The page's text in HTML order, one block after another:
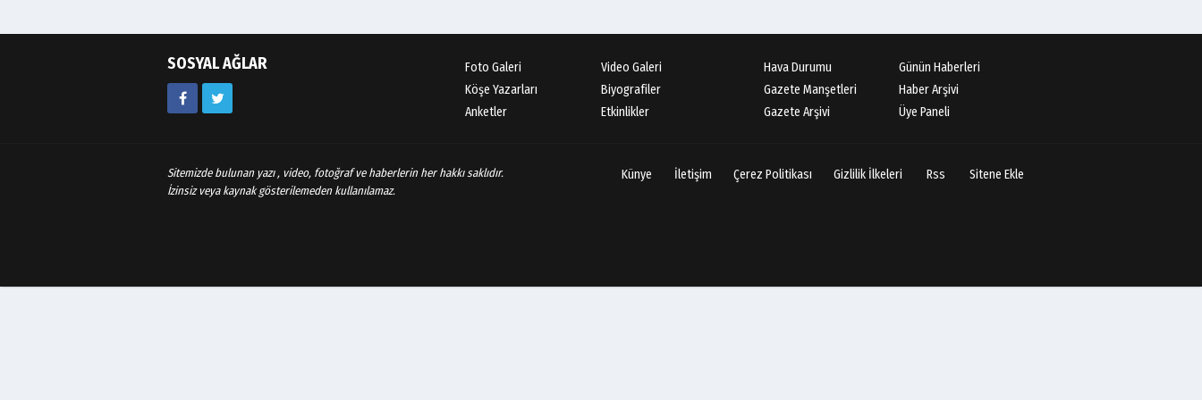
SOSYAL AĞLAR Foto Galeri
Video Galeri
Köşe Yazarları
Biyografiler
Anketler
Etkinlikler
Hava Durumu
Günün Haberleri
Gazete Manşetleri
Haber Arşivi
Gazete Arşivi
Üye Paneli
Sitemizde bulunan yazı , video, fotoğraf ve haberlerin her hakkı saklıdır.
İzinsiz veya kaynak gösterilemeden kullanılamaz.
Künye İletişim Çerez Politikası Gizlilik İlkeleri Rss Sitene Ekle